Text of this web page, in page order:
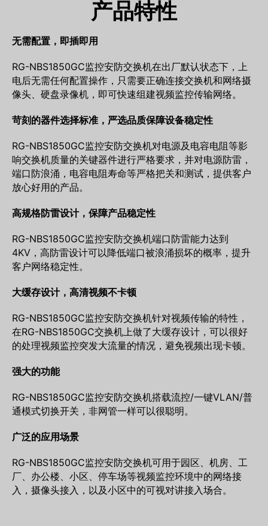
产品特性
无需配置，即插即用
RG-NBS1850GC监控安防交换机在出厂默认状态下，上
电后无需任何配置操作，只需要正确连接交换机和网络摄
像头、硬盘录像机，即可快速组建视频监控传输网络。
苛刻的器件选择标准，严选品质保障设备稳定性
RG-NBS1850GC监控安防交换机对电源及电容电阻等影
响交换机质量的关键器件进行严格要求，并对电源防雷，
端口防浪涌，电容电阻寿命等严格把关和测试，提供客户
放心好用的产品。
高规格防雷设计，保障产品稳定性
RG-NBS1850GC监控安防交换机端口防雷能力达到
4KV，高防雷设计可以降低端口被浪涌损坏的概率，提升
客户网络稳定性。
大缓存设计，高清视频不卡顿
RG-NBS1850GC监控安防交换机针对视频传输的特性，
在RG-NBS1850GC交换机上做了大缓存设计，可以很好
的处理视频监控突发大流量的情况，避免视频出现卡顿。
强大的功能
RG-NBS1850GC监控安防交换机搭载流控/一键VLAN/普
通模式切换开关，非网管一样可以很聪明。
广泛的应用场景
RG-NBS1850GC监控安防交换机可用于园区、机房、工
厂、办公楼、小区、停车场等视频监控环境中的网络接
入，摄像头接入，以及小区中的可视对讲接入场合。